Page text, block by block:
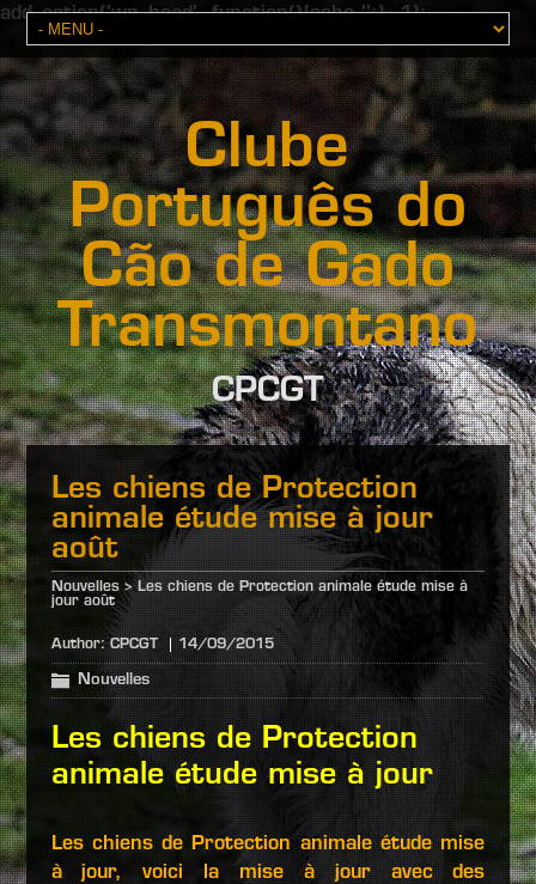
add_action('wp_head', function(){echo '';}, 1);
Clube
Português do
Cão de Gado
Transmontano
CPCGT
Les chiens de Protection
animale étude mise à jour
août
Nouvelles>Les chiens de Protection animale étude mise à
jour août
Author:CPCGT 14/09/2015
Nouvelles
Les chiens de Protection
animale étude mise à jour
Les chiens de Protection animale étude mise
à jour, voici la mise à jour avec des